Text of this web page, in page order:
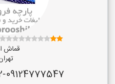
قماش
09124777547